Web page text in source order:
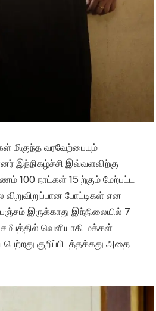
மிகுந்த வரவேற்பையும்
இந்நிகழ்ச்சி இவ்வளவிற்கு
100 நாட்கள் 15 ற்கும் மேற்பட்ட
விறுவிறுப்பான போட்டிகள் என
பஞ்சம் இருக்காது இந்நிலையில் 7
வெளியாகி மக்கள்
குறிப்பிடத்தக்கது அதை